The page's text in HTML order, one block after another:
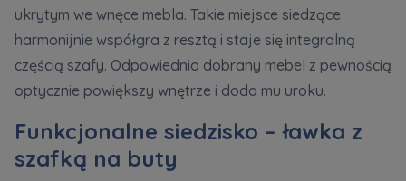
ukrytym we wnęce mebla. Takie miejsce siedzące
harmonijnie współgra z resztą i staje się integralną
częścią szafy. Odpowiednio dobrany mebel z pewnością
optycznie powiększy wnętrze i doda mu uroku.
Funkcjonalne siedzisko – ławka z
szafką na buty